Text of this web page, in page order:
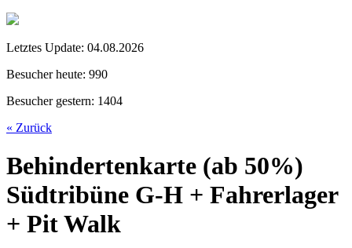
Letztes Update: 04.08.2026
Besucher heute: 990
Besucher gestern: 1404
« Zurück
Behindertenkarte (ab 50%)
Südtribüne G-H + Fahrerlager
+ Pit Walk